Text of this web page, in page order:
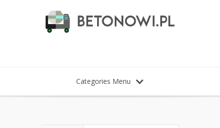
Categories Menu